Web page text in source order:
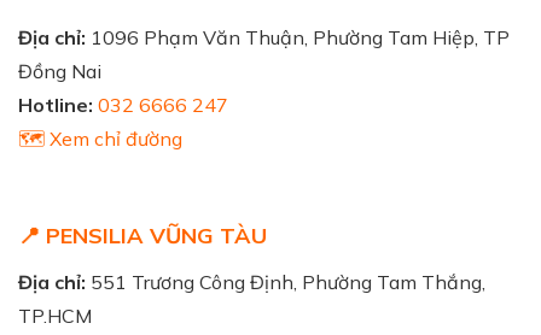
Địa chỉ: 1096 Phạm Văn Thuận, Phường Tam Hiệp, TP
Đồng Nai
Hotline: 032 6666 247
🗺️ Xem chỉ đường
📍 PENSILIA VŨNG TÀU
Địa chỉ: 551 Trương Công Định, Phường Tam Thắng,
TP.HCM